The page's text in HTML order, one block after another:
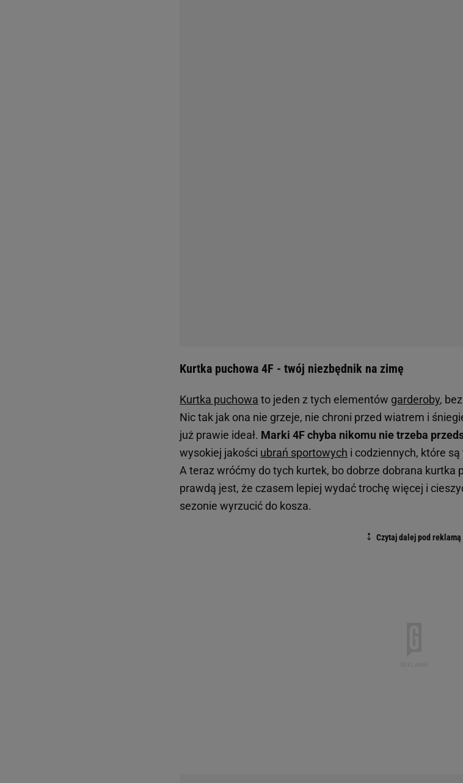
Kurtka puchowa 4F - twój niezbędnik na zimę
Kurtka puchowa to jeden z tych elementów garderoby,
Nic tak jak ona nie grzeje, nie chroni przed wiatrem i
już prawie ideał. Marki 4F chyba nikomu nie trzeba
wysokiej jakości ubrań sportowych i codziennych, które
A teraz wróćmy do tych kurtek, bo dobrze dobrana kurtka
prawdą jest, że czasem lepiej wydać trochę więcej i
sezonie wyrzucić do kosza.